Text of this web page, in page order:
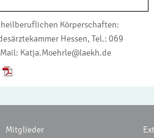
Körperschaften:
Hessen, Tel.: 069
Katja.Moehrle@laekh.de
Mitglieder